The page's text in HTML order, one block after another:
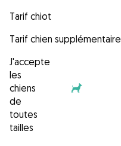
Tarif chiot
Tarif chien supplémentaire
J'accepte
les
chiens
de
toutes
tailles